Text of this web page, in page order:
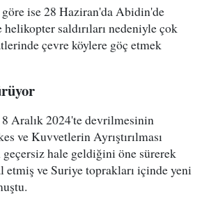
ise 28 Haziran'da Abidin'de
saldırıları nedeniyle çok
çevre köylere göç etmek
Aralık 2024'te devrilmesinin
ve Kuvvetlerin Ayrıştırılması
hale geldiğini öne sürerek
etmiş ve Suriye toprakları içinde yeni